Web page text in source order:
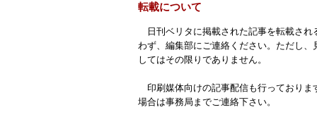
転載について
日刊ベリタに掲載された記事を転載され
わず、編集部にご連絡ください。ただし
してはその限りでありません。
印刷媒体向けの記事配信も行っておりま
場合は事務局までご連絡下さい。